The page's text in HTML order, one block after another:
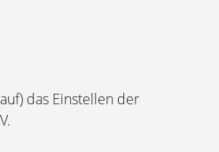
das Einstellen der